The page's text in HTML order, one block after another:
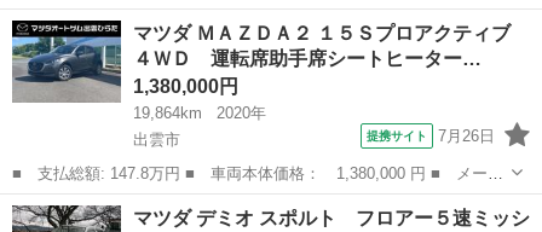
ー名： マツダ ■ 車種名： ＣＸ－８ ■ グレード名： ２５Ｓ
ブラックトーンエディション リヤモニター スマキー クルーズコ
ントロー...
島根 出雲市 マツダ
マツダ ＭＡＺＤＡ２ １５Ｓプロアクティブ
４ＷＤ 運転席助手席シートヒーター…
1,380,000円
19,864km
2020年
出雲市
提携サイト 7月26日
■ 支払総額: 147.8万円 ■ 車両本体価格： 1,380,000 円 ■ メーカ
ー名： マツダ ■ 車種名： ＭＡＺＤＡ２ ■ グレード名： １５
Ｓプロアクティブ ４ＷＤ 運転席助手席シートヒーター パーキン
島根 出雲市 マツダ
マツダ デミオ スポルト フロアー５速ミッシ